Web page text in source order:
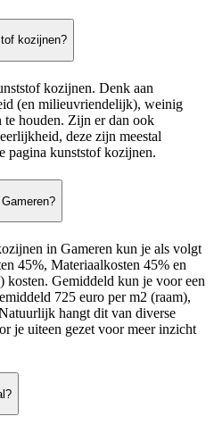
kozijnen?
kozijnen. Denk aan
(en milieuvriendelijk), weinig
houden. Zijn er dan ook
deze zijn meestal
pagina kunststof kozijnen.
in Gameren kun je als volgt
45%, Materiaalkosten 45% en
kosten. Gemiddeld kun je voor een
725 euro per m2 (raam),
hangt dit van diverse
je uiteen gezet voor meer inzicht